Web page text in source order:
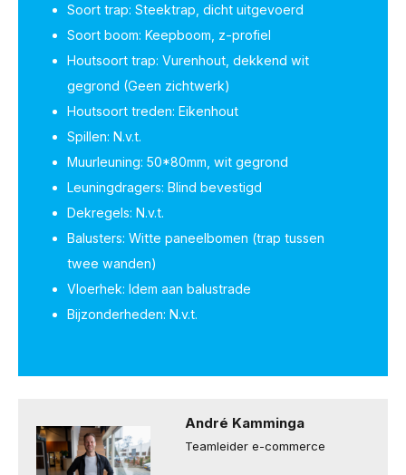
Soort trap: Steektrap, dicht uitgevoerd
Soort boom: Keepboom, z-profiel
Houtsoort trap: Vurenhout, dekkend wit
gegrond (Geen zichtwerk)
Houtsoort treden: Eikenhout
Spillen: N.v.t.
Muurleuning: 50*80mm, wit gegrond
Leuningdragers: Blind bevestigd
Dekregels: N.v.t.
Balusters: Witte paneelbomen (trap tussen
twee wanden)
Vloerhek: Idem aan balustrade
Bijzonderheden: N.v.t.
André Kamminga
Teamleider e-commerce